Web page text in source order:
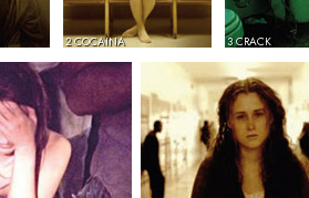
2 COCAINA 3 CRACK